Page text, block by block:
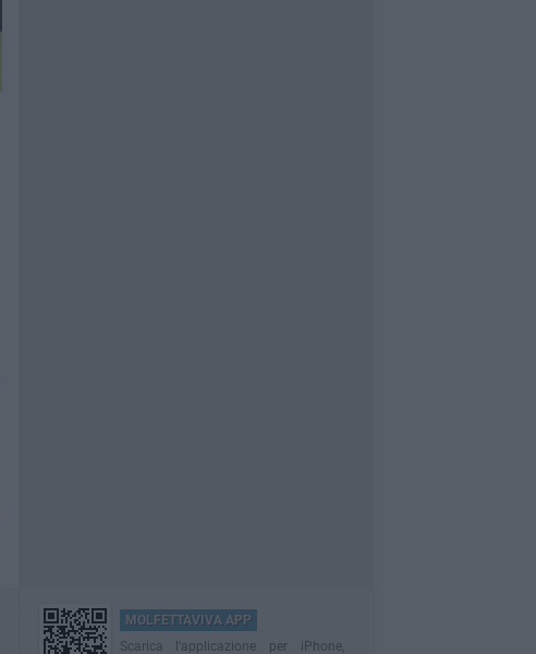
MOLFETTAVIVA APP
Scarica l'applicazione per iPhone,